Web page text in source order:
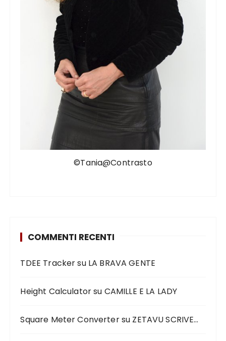
©Tania@Contrasto
COMMENTI RECENTI
TDEE Trackersu LA BRAVA GENTE
Height Calculatorsu CAMILLE E LA LADY
Square Meter Convertersu ZETAVU SCRIVE…